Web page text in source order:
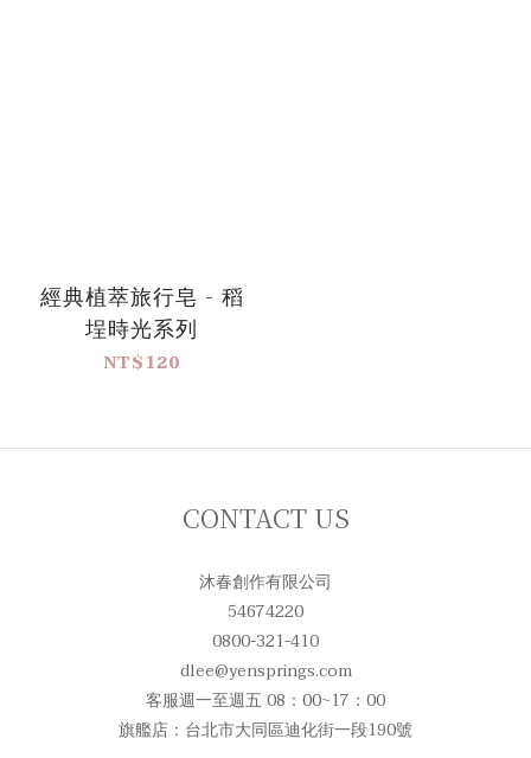
經典植萃旅行皂 - 稻
埕時光系列
NT$120
CONTACT US
沐春創作有限公司
54674220
0800-321-410
dlee@yensprings.com
客服週一至週五 08：00~17：00
旗艦店：台北市大同區迪化街一段190號